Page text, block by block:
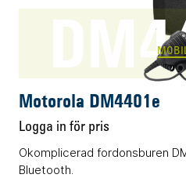
Motorola DM4401e
Logga in för pris
Okomplicerad fordonsburen
Bluetooth.